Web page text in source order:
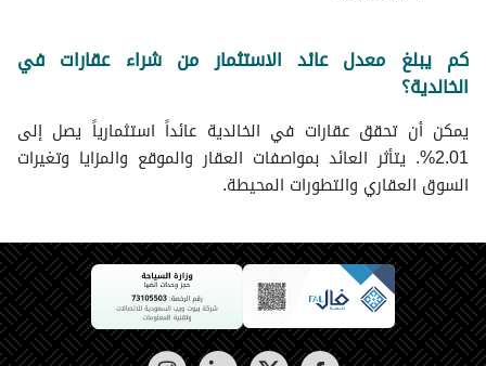
كم يبلغ معدل عائد الاستثمار من شراء عقارات في
الخالدية؟
يمكن أن تحقق عقارات في الخالدية عائداً استثمارياً يصل إلى
2.01%. يتأثر العائد بمواصفات العقار والموقع والمزايا وتغيرات
السوق العقاري والتطورات المحيطة.